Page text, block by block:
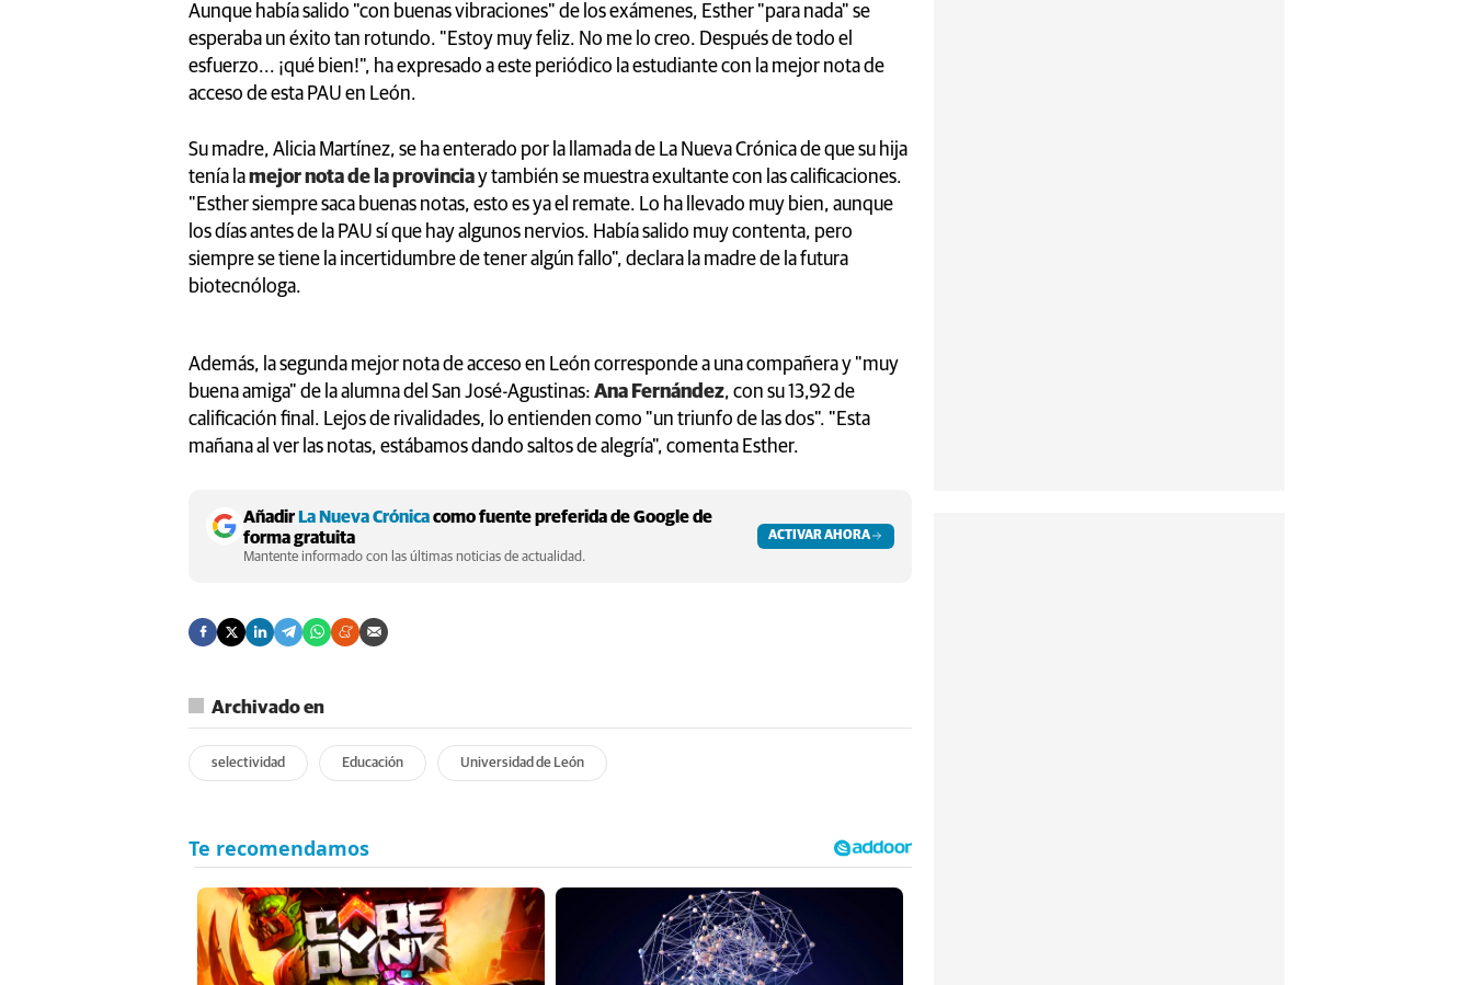
Aunque había salido "con buenas vibraciones" de los exámenes, Esther "para nada" se
esperaba un éxito tan rotundo. "Estoy muy feliz. No me lo creo. Después de todo el
esfuerzo... ¡qué bien!", ha expresado a este periódico la estudiante con la mejor nota de
acceso de esta PAU en León.
Su madre, Alicia Martínez, se ha enterado por la llamada de La Nueva Crónica de que su hija
tenía lamejor nota de la provinciay también se muestra exultante con las calificaciones.
"Esther siempre saca buenas notas, esto es ya el remate. Lo ha llevado muy bien, aunque
los días antes de la PAU sí que hay algunos nervios. Había salido muy contenta, pero
siempre se tiene la incertidumbre de tener algún fallo", declara la madre de la futura
biotecnóloga.
Además, la segunda mejor nota de acceso en León corresponde a una compañera y "muy
buena amiga" de la alumna del San José-Agustinas: Ana Fernández, con su 13,92 de
calificación final. Lejos de rivalidades, lo entienden como "un triunfo de las dos". "Esta
mañana al ver las notas, estábamos dando saltos de alegría", comenta Esther.
AñadirLa Nueva Crónicacomo fuente preferida de Google de
forma gratuita
Mantente informado con las últimas noticias de actualidad.
ACTIVAR AHORA
Archivado en
selectividad Educación Universidad de León